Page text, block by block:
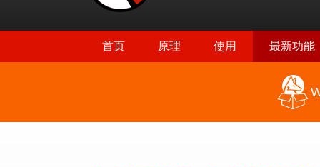
首页 原理 使用 最新功能